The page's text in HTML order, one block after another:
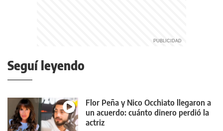
Seguí leyendo
Flor Peña y Nico Occhiato llegaron a
un acuerdo: cuánto dinero perdió la
actriz